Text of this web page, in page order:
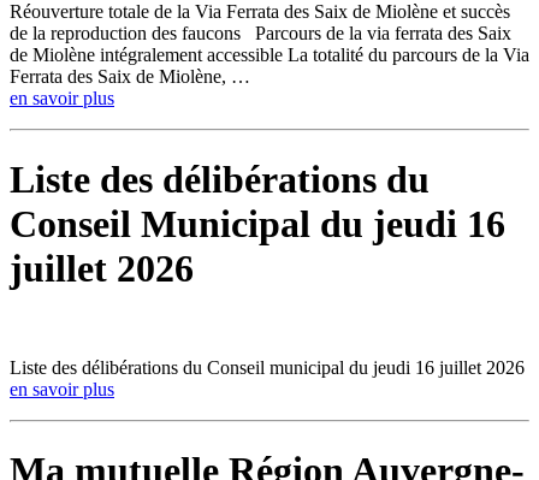
Réouverture totale de la Via Ferrata des Saix de Miolène et succès
de la reproduction des faucons Parcours de la via ferrata des Saix
de Miolène intégralement accessible La totalité du parcours de la Via
Ferrata des Saix de Miolène, …
en savoir plus
Liste des délibérations du
Conseil Municipal du jeudi 16
juillet 2026
Liste des délibérations du Conseil municipal du jeudi 16 juillet 2026
en savoir plus
Ma mutuelle Région Auvergne-